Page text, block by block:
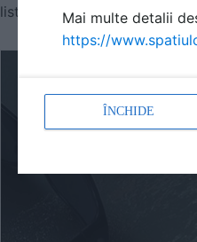
listate.
Mai multe detalii
https://
ÎNCHIDE